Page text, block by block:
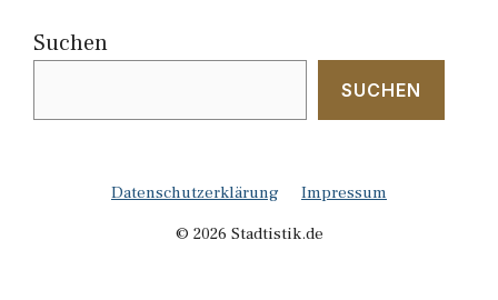
Suchen
SUCHEN
Datenschutzerklärung
Impressum
© 2026 Stadtistik.de